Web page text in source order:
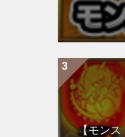
【モンス